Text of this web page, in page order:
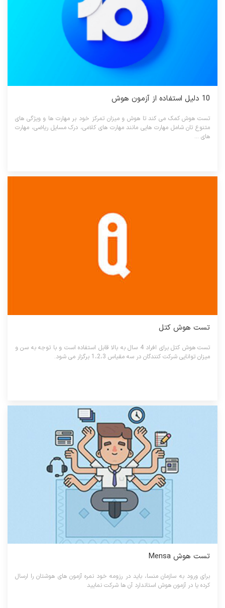
10 دلیل استفاده از آزمون هوش
تست هوش کمک می کند تا هوش و میزان تمرکز خود بر مهارت ها و ویژگی های
متنوع تان شامل مهارت هایی مانند مهارت های کلامی، درک مسایل ریاضی، مهارت
های ...
تست هوش کتل
تست هوش کتل برای افراد 4 سال به بالا قابل استفاده است و با توجه به سن و
میزان توانایی شرکت کنندگان در سه مقیاس 1،2،3 برگزار می شود.
تست هوش Mensa
برای ورود به سازمان منسا، باید در رزومه خود نمره آزمون های هوشتان را ارسال
کرده یا در آزمون هوش استاندارد آن ها شرکت نمایید